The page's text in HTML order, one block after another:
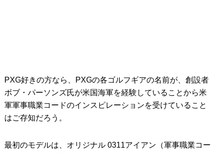
PXG好きの方なら、PXGの各ゴルフギアの名前が、創設者
ボブ・パーソンズ氏が米国海軍を経験していることから米
軍軍事職業コードのインスピレーションを受けていること
はご存知だろう。
最初のモデルは、オリジナル 0311アイアン（軍事職業コー